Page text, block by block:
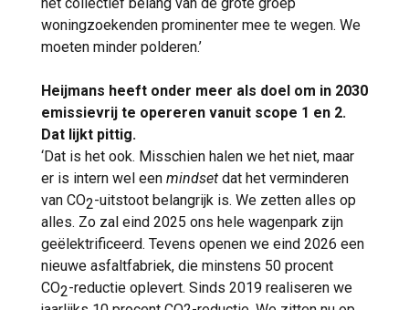
woningzoekenden prominenter mee te wegen. We
moeten minder polderen.’
Heijmans heeft onder meer als doel om in 2030
emissievrij te opereren vanuit scope 1 en 2.
Dat lijkt pittig.
‘Dat is het ook. Misschien halen we het niet, maar
er is intern wel een mindset dat het verminderen
van CO2-uitstoot belangrijk is. We zetten alles op
alles. Zo zal eind 2025 ons hele wagenpark zijn
geëlektrificeerd. Tevens openen we eind 2026 een
nieuwe asfaltfabriek, die minstens 50 procent
CO2-reductie oplevert. Sinds 2019 realiseren we